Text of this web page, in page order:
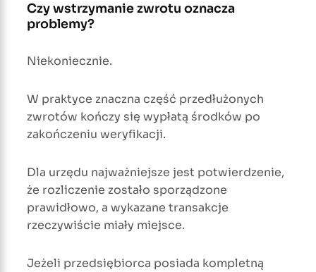
Czy wstrzymanie zwrotu oznacza
problemy?
Niekoniecznie.
W praktyce znaczna część przedłużonych
zwrotów kończy się wypłatą środków po
zakończeniu weryfikacji.
Dla urzędu najważniejsze jest potwierdzenie,
że rozliczenie zostało sporządzone
prawidłowo, a wykazane transakcje
rzeczywiście miały miejsce.
Jeżeli przedsiębiorca posiada kompletną